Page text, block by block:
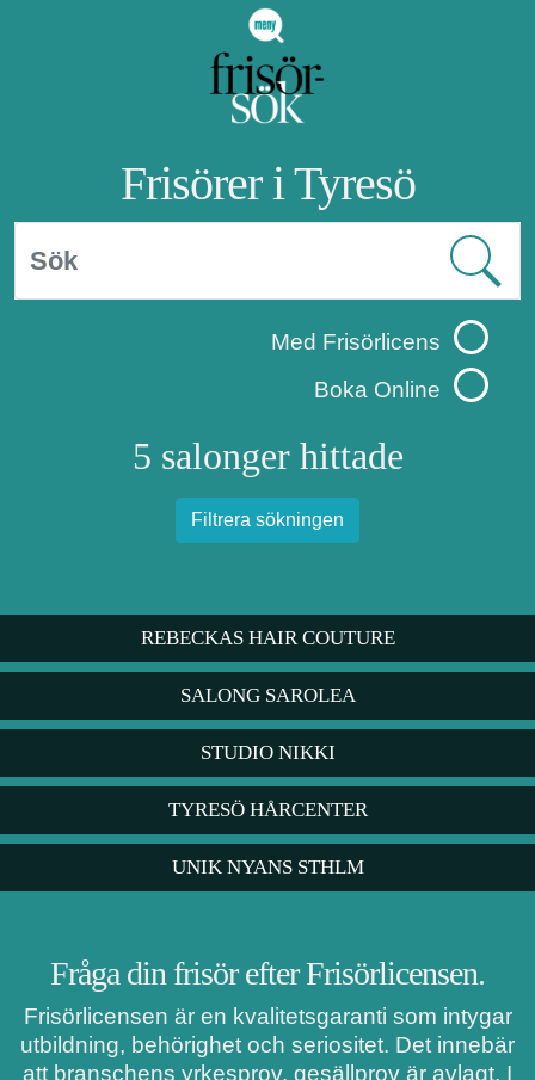
Frisörer i Tyresö
Med Frisörlicens
Boka Online
5 salonger hittade
Filtrera sökningen
REBECKAS HAIR COUTURE
SALONG SAROLEA
STUDIO NIKKI
TYRESÖ HÅRCENTER
UNIK NYANS STHLM
Fråga din frisör efter Frisörlicensen.
Frisörlicensen är en kvalitetsgaranti som intygar
utbildning, behörighet och seriositet. Det innebär
att branschens yrkesprov, gesällprov är avlagt. I